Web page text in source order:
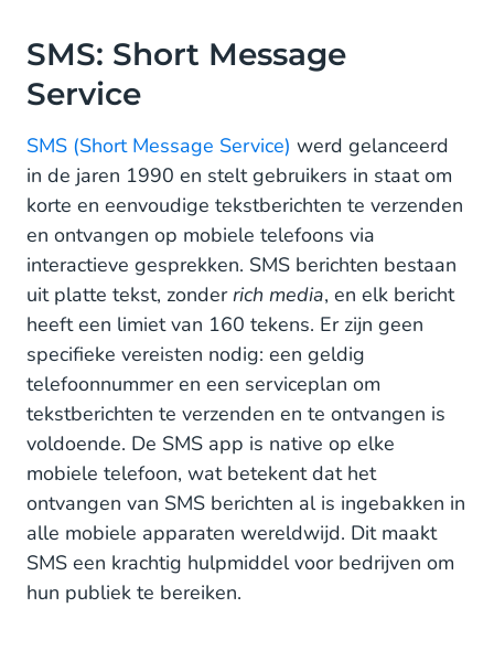
SMS: Short Message Service
De indrukwekkende cijfers van SMS
SMS use cases
1. Update en waarschuw klanten met SMS
2. Klanten betrekken via SMS
3. Verhoog de veiligheid met SMS
Het bereik van SMS
Het favoriete messaging kanaal van Zweden
SMS populariteit in Noord-Amerika
SMS Messaging in Azië
De toegevoegde waarde van SMS
SMS: Short Message
Service
SMS (Short Message Service) werd gelanceerd
in de jaren 1990 en stelt gebruikers in staat om
korte en eenvoudige tekstberichten te verzenden
en ontvangen op mobiele telefoons via
interactieve gesprekken. SMS berichten bestaan
uit platte tekst, zonderrich media, en elk bericht
heeft een limiet van 160 tekens. Er zijn geen
specifieke vereisten nodig: een geldig
telefoonnummer en een serviceplan om
tekstberichten te verzenden en te ontvangen is
voldoende. De SMS app is native op elke
mobiele telefoon, wat betekent dat het
ontvangen van SMS berichten al is ingebakken in
alle mobiele apparaten wereldwijd. Dit maakt
SMS een krachtig hulpmiddel voor bedrijven om
hun publiek te bereiken.